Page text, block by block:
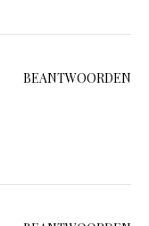
BEANTWOORDEN